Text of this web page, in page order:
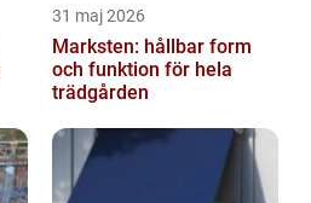
31 maj 2026
Marksten: hållbar form
och funktion för hela
trädgården